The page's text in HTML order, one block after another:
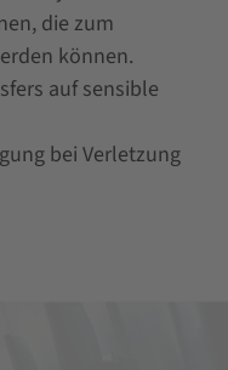
die zum
können.
auf sensible
bei Verletzung